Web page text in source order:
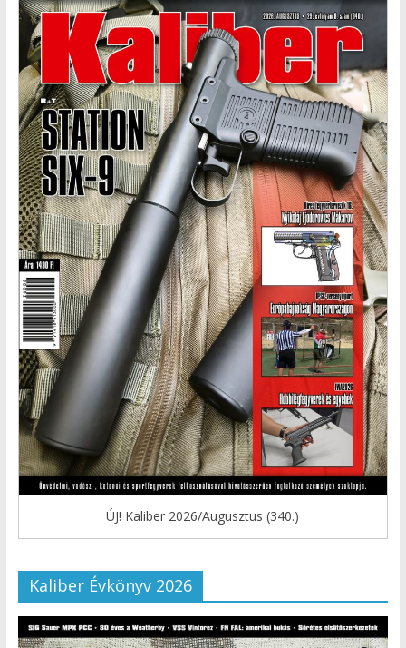
ÚJ! Kaliber 2026/Augusztus (340.)
Kaliber Évkönyv 2026